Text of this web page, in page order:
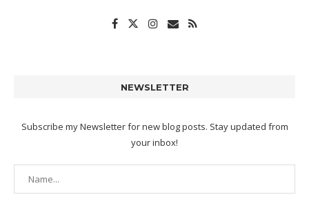
NEWSLETTER
Subscribe my Newsletter for new blog posts. Stay updated from
your inbox!